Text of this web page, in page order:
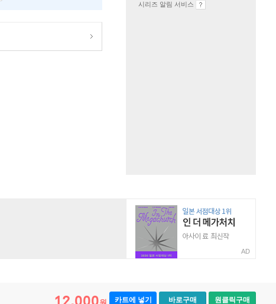
시리즈 알림 서비스
AD
12,000 카트에 넣기 바로구매 원클릭구매